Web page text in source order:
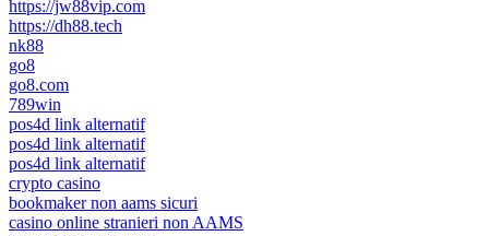
https://jw88vip.com
https://dh88.tech
nk88
go8
go8.com
789win
pos4d link alternatif
pos4d link alternatif
pos4d link alternatif
crypto casino
bookmaker non aams sicuri
casino online stranieri non AAMS